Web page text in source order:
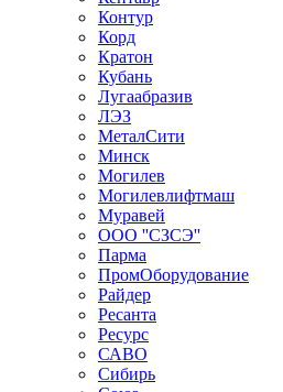
Контур
Корд
Кратон
Кубань
Лугаабразив
ЛЭЗ
МеталСити
Минск
Могилев
Могилевлифтмаш
Муравей
ООО ''СЗСЭ''
Парма
ПромОборудование
Райдер
Ресанта
Ресурс
САВО
Сибирь